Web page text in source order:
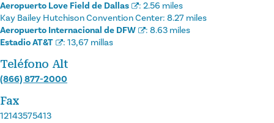
Aeropuerto Love Field de Dallas : 2.56 miles
Kay Bailey Hutchison Convention Center: 8.27 miles
Aeropuerto Internacional de DFW
: 8.63 miles
Estadio AT&T
: 13,67 millas
Teléfono Alt
(866) 877-2000
Fax
12143575413